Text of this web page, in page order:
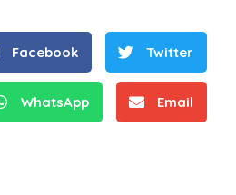
Facebook Twitter
WhatsApp Email